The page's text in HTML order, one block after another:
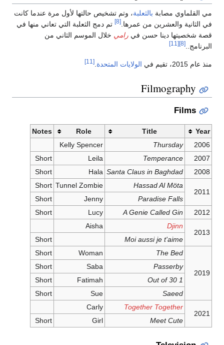
مي القلماوي مصابة بالثعلبة، وتم تشخيص حالتها لأول مرة عندما كانت
في الثانية والعشرين من عمرها.[8]
تم دمج الثعلبة التي تعاني منها في
قصة شخصيتها دينا حسن في رامي خلال الموسم الثاني من
البرنامج..[8]
[11]
منذ عام 2015، تقيم في الولايات المتحدة.
[11]
Filmography
Films
Year
Title
Role
Notes
2006
Thursday
Kelly Spencer
2007
Temperance
Leila
Short
2008
Santa Claus in Baghdad
Hala
Short
2011
Hassad Al Möta
Tunnel Zombie
Short
Paradise Falls
Jenny
Short
2012
A Genie Called Gin
Lucy
Short
2013
Djinn
Aisha
Moi aussi je t'aime
Short
2019
The Bed
Woman
Short
Passerby
Saba
Short
1 Out of 30
Fatimah
Short
Saeed
Sue
Short
2021
Together Together
Carly
Meet Cute
Girl
Short